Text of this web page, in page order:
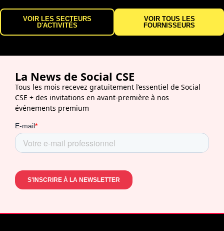
VOIR LES SECTEURS
D'ACTIVITÉS
VOIR TOUS LES
FOURNISSEURS
La News de Social CSE
Tous les mois recevez gratuitement l’essentiel de Social
CSE + des invitations en avant-première à nos
événements premium